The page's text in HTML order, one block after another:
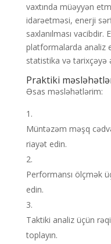
vaxtında müəyyən
idarəetməsi, enerji
saxlanılması vacibdir.
platformalarda analiz
statistika və tarixçəyə
Praktiki
Əsas məsləhətlərim:
Müntəzəm məşq
riayət edin.
Performansı ölçmək
edin.
Taktiki analiz üçün
toplayın.